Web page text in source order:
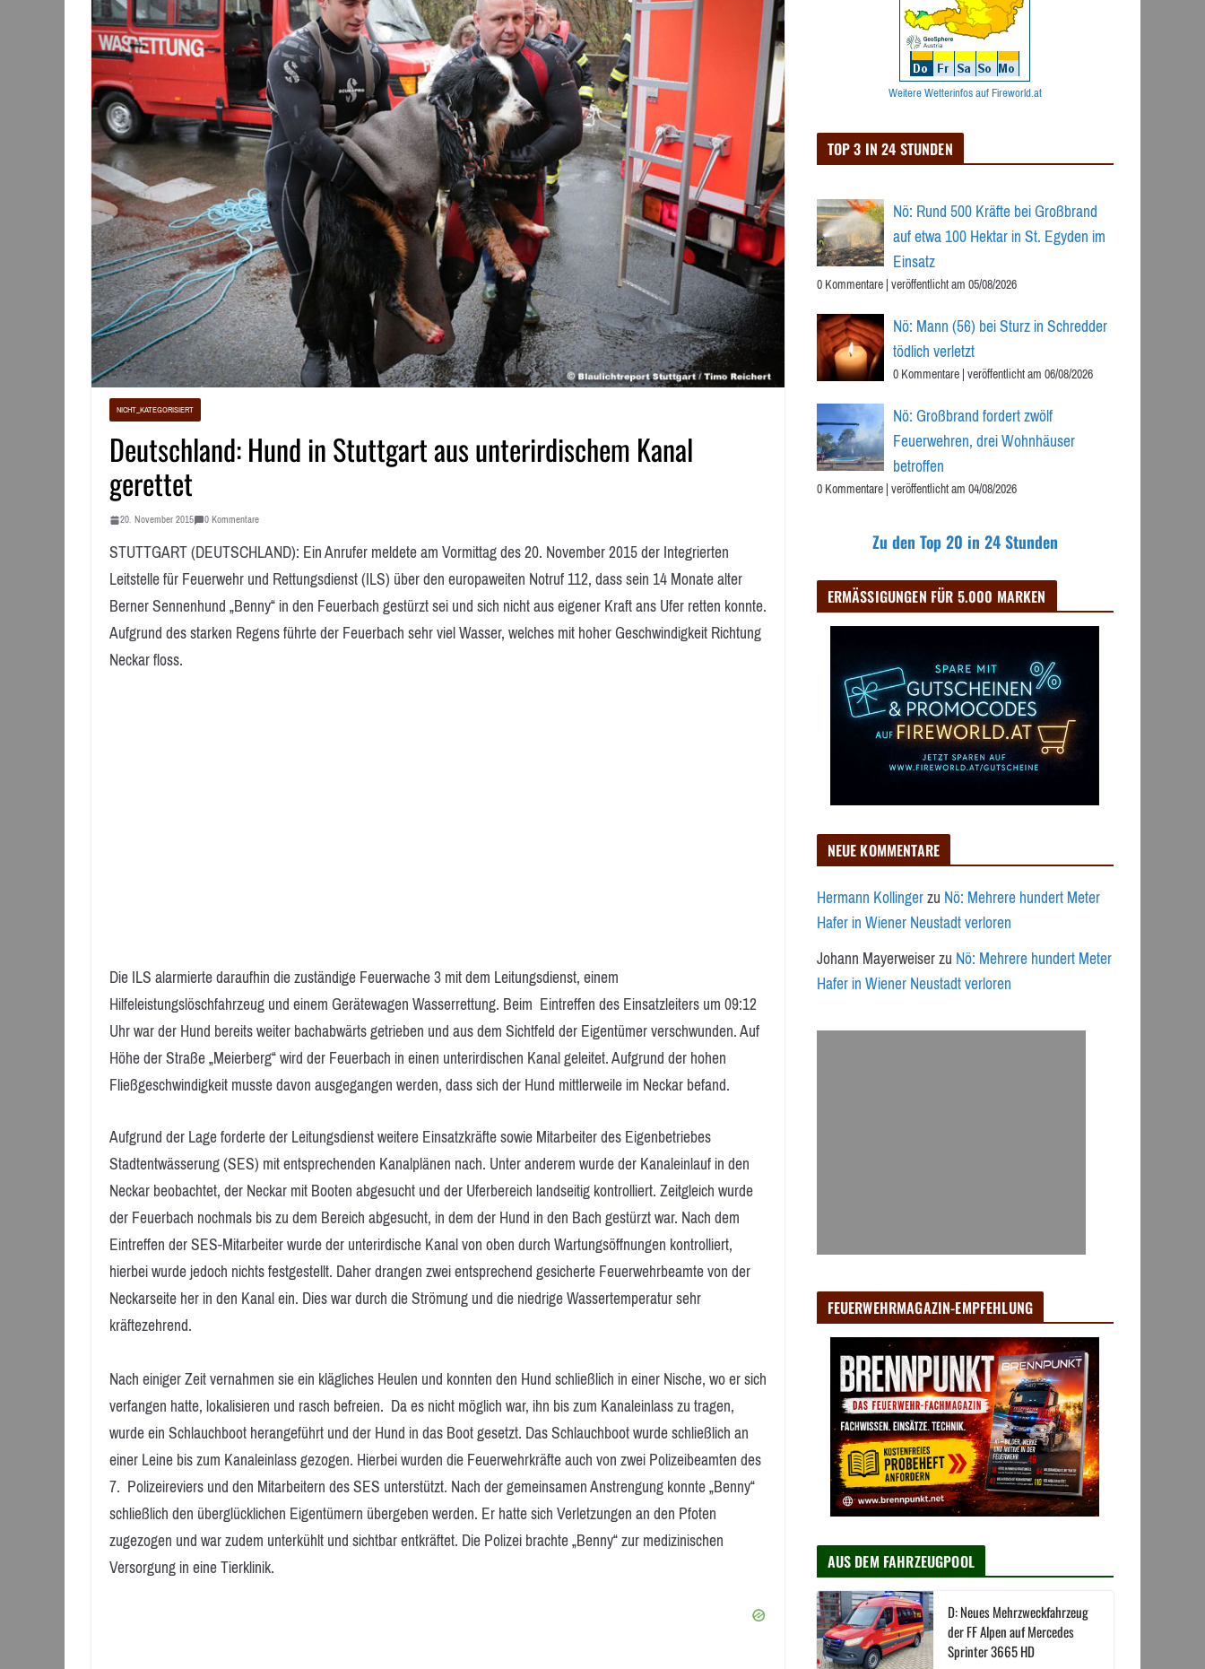
NICHT_KATEGORISIERT
Deutschland: Hund in Stuttgart aus unterirdischem Kanal
gerettet
20. November 2015 0 Kommentare
STUTTGART (DEUTSCHLAND): Ein Anrufer meldete am Vormittag des 20. November 2015 der Integrierten
Leitstelle für Feuerwehr und Rettungsdienst (ILS) über den europaweiten Notruf 112, dass sein 14 Monate alter
Berner Sennenhund „Benny“ in den Feuerbach gestürzt sei und sich nicht aus eigener Kraft ans Ufer retten konnte.
Aufgrund des starken Regens führte der Feuerbach sehr viel Wasser, welches mit hoher Geschwindigkeit Richtung
Neckar floss.
Die ILS alarmierte daraufhin die zuständige Feuerwache 3 mit dem Leitungsdienst, einem
Hilfeleistungslöschfahrzeug und einem Gerätewagen Wasserrettung. Beim Eintreffen des Einsatzleiters um 09:12
Uhr war der Hund bereits weiter bachabwärts getrieben und aus dem Sichtfeld der Eigentümer verschwunden. Auf
Höhe der Straße „Meierberg“ wird der Feuerbach in einen unterirdischen Kanal geleitet. Aufgrund der hohen
Fließgeschwindigkeit musste davon ausgegangen werden, dass sich der Hund mittlerweile im Neckar befand.
Aufgrund der Lage forderte der Leitungsdienst weitere Einsatzkräfte sowie Mitarbeiter des Eigenbetriebes
Stadtentwässerung (SES) mit entsprechenden Kanalplänen nach. Unter anderem wurde der Kanaleinlauf in den
Neckar beobachtet, der Neckar mit Booten abgesucht und der Uferbereich landseitig kontrolliert. Zeitgleich wurde
der Feuerbach nochmals bis zu dem Bereich abgesucht, in dem der Hund in den Bach gestürzt war. Nach dem
Eintreffen der SES-Mitarbeiter wurde der unterirdische Kanal von oben durch Wartungsöffnungen kontrolliert,
hierbei wurde jedoch nichts festgestellt. Daher drangen zwei entsprechend gesicherte Feuerwehrbeamte von der
Neckarseite her in den Kanal ein. Dies war durch die Strömung und die niedrige Wassertemperatur sehr
kräftezehrend.
Nach einiger Zeit vernahmen sie ein klägliches Heulen und konnten den Hund schließlich in einer Nische, wo er sich
verfangen hatte, lokalisieren und rasch befreien. Da es nicht möglich war, ihn bis zum Kanaleinlass zu tragen,
wurde ein Schlauchboot herangeführt und der Hund in das Boot gesetzt. Das Schlauchboot wurde schließlich an
einer Leine bis zum Kanaleinlass gezogen. Hierbei wurden die Feuerwehrkräfte auch von zwei Polizeibeamten des
7. Polizeireviers und den Mitarbeitern des SES unterstützt. Nach der gemeinsamen Anstrengung konnte „Benny“
schließlich den überglücklichen Eigentümern übergeben werden. Er hatte sich Verletzungen an den Pfoten
zugezogen und war zudem unterkühlt und sichtbar entkräftet. Die Polizei brachte „Benny“ zur medizinischen
Versorgung in eine Tierklinik.
Weitere Wetterinfos auf Fireworld.at
TOP 3 IN 24 STUNDEN
Nö: Rund 500 Kräfte bei Großbrand
auf etwa 100 Hektar in St. Egyden im
Einsatz
0 Kommentare|veröffentlicht am 05/08/2026
Nö: Mann (56) bei Sturz in Schredder
tödlich verletzt
0 Kommentare|veröffentlicht am 06/08/2026
Nö: Großbrand fordert zwölf
Feuerwehren, drei Wohnhäuser
betroffen
0 Kommentare|veröffentlicht am 04/08/2026
Zu den Top 20 in 24 Stunden
ERMÄSSIGUNGEN FÜR 5.000 MARKEN
NEUE KOMMENTARE
Hermann KollingerzuNö: Mehrere hundert Meter
Hafer in Wiener Neustadt verloren
Johann MayerweiserzuNö: Mehrere hundert Meter
Hafer in Wiener Neustadt verloren
FEUERWEHRMAGAZIN-EMPFEHLUNG
AUS DEM FAHRZEUGPOOL
D: Neues Mehrzweckfahrzeug
der FF Alpen auf Mercedes
Sprinter 3665 HD